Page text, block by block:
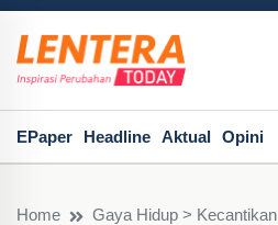
EPaper Headline Aktual Opini
Home
Gaya Hidup > Kecantikan